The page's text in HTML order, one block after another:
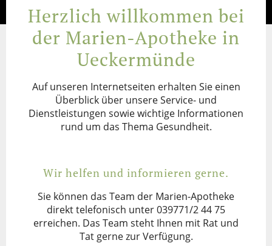
Herzlich willkommen bei
der Marien-Apotheke in
Ueckermünde
Auf unseren Internetseiten erhalten Sie einen
Überblick über unsere Service- und
Dienstleistungen sowie wichtige Informationen
rund um das Thema Gesundheit.
Wir helfen und informieren gerne.
Sie können das Team der Marien-Apotheke
direkt telefonisch unter 039771/2 44 75
erreichen. Das Team steht Ihnen mit Rat und
Tat gerne zur Verfügung.